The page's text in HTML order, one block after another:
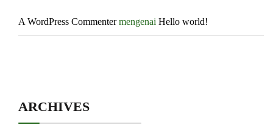
A WordPress Commentermengenai Hello world!
ARCHIVES